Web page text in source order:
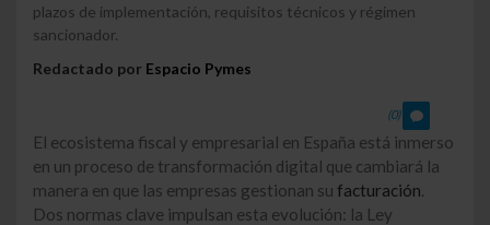
plazos de implementación, requisitos técnicos y régimen
sancionador.
Redactado por Espacio Pymes
(0)
El ecosistema fiscal y empresarial en España está inmerso
en un proceso de transformación digital que cambiará la
manera en que las empresas gestionan su facturación.
Dos normas clave impulsan esta evolución: la Ley